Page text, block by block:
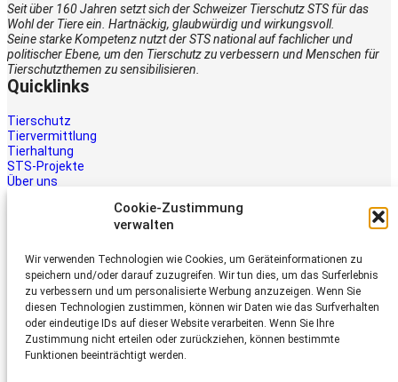
Cookie-Zustimmung
verwalten
Wir verwenden Technologien wie Cookies, um Geräteinformationen zu
speichern und/oder darauf zuzugreifen. Wir tun dies, um das Surferlebnis
zu verbessern und um personalisierte Werbung anzuzeigen. Wenn Sie
diesen Technologien zustimmen, können wir Daten wie das Surfverhalten
oder eindeutige IDs auf dieser Website verarbeiten. Wenn Sie Ihre
Zustimmung nicht erteilen oder zurückziehen, können bestimmte
Funktionen beeinträchtigt werden.
Seit über 160 Jahren setzt sich der Schweizer Tierschutz STS für das
Wohl der Tiere ein. Hartnäckig, glaubwürdig und wirkungsvoll.
Seine starke Kompetenz nutzt der STS national auf fachlicher und
politischer Ebene, um den Tierschutz zu verbessern und Menschen für
Tierschutzthemen zu sensibilisieren.
Quicklinks
Tierschutz
Tiervermittlung
Tierhaltung
STS-Projekte
Über uns
Tiere brauchen Hilfe – auch Ihre.
Unterstützen Sie die Arbeit des
Schweizer Tierschutz STS.
Jetzt spenden
Schweizer Tierschutz STS